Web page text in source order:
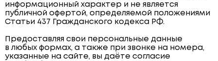
информационный характер и не является
публичной офертой, определяемой положениями
Статьи 437 Гражданского кодекса РФ.
Предоставляя свои персональные данные
в любых формах, а также при звонке на номера,
указанные на сайте, вы даёте согласие